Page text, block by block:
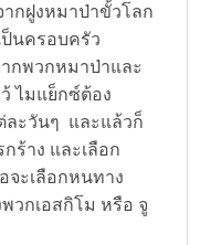
ากฝูงหมาป่าขั้วโลก
นครอบครัว
ากพวกหมาป่าและ
ไมแย็กซ์ต้อง
ละวันๆ และแล้วก็
ร้าง และเลือก
จะเลือกหนทาง
วกเอสกิโม หรือ จู